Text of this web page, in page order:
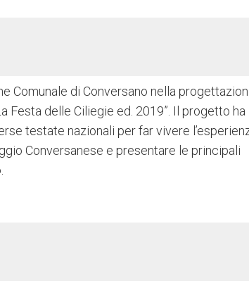
Comunale di Conversano nella
Festa delle Ciliegie ed. 2019”. Il progetto ha
testate nazionali per far vivere
Conversanese e presentare le principali